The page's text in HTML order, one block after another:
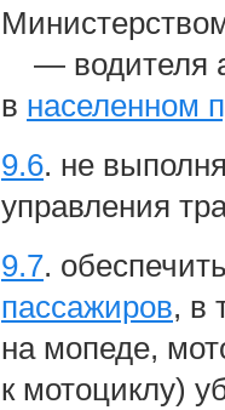
— водителя
в населенном
9.6. не
управления
9.7.
пассажиров, в
на мопеде,
к мотоциклу)